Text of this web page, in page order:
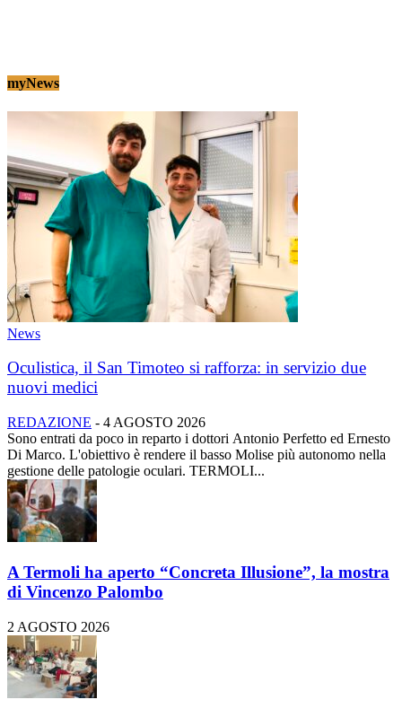
myNews
News
Oculistica, il San Timoteo si rafforza: in servizio due
nuovi medici
REDAZIONE - 4 AGOSTO 2026
Sono entrati da poco in reparto i dottori Antonio Perfetto ed Ernesto
Di Marco. L'obiettivo è rendere il basso Molise più autonomo nella
gestione delle patologie oculari. TERMOLI...
A Termoli ha aperto “Concreta Illusione”, la mostra
di Vincenzo Palombo
2 AGOSTO 2026